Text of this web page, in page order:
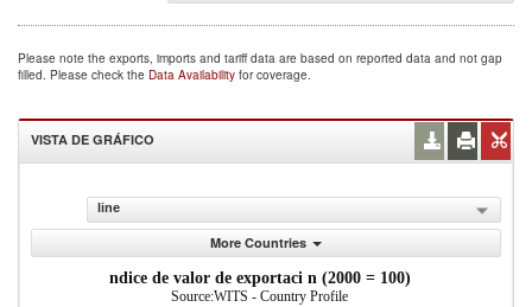
Please note the exports, imports and tariff data are based on reported data and not gap
filled. Please check the Data Availability for coverage.
VISTA DE GRÁFICO
line
More Countries
ndice de valor de exportaci n (2000 = 100)
Source:WITS - Country Profile